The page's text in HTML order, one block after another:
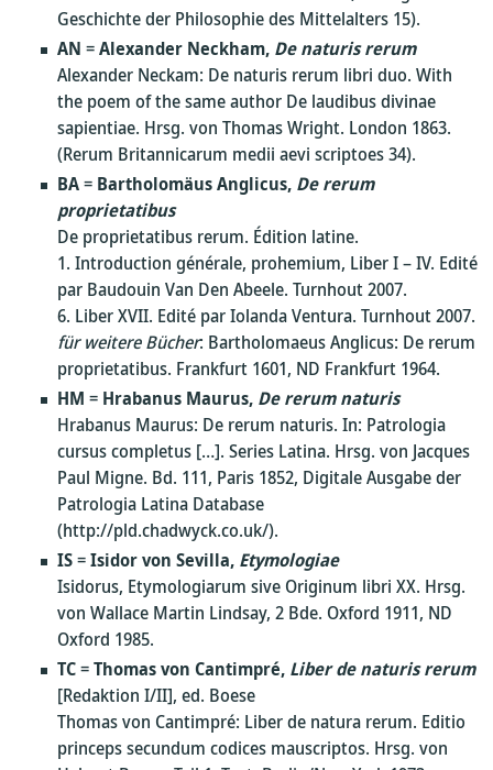
Geschichte der Philosophie des Mittelalters 15).
AN =Alexander Neckham, De naturis rerum
Alexander Neckam: De naturis rerum libri duo. With
the poem of the same author De laudibus divinae
sapientiae. Hrsg. von Thomas Wright. London 1863.
(Rerum Britannicarum medii aevi scriptoes 34).
BA= Bartholomäus Anglicus, De rerum
proprietatibus
De proprietatibus rerum. Édition latine.
1. Introduction générale, prohemium, Liber I – IV. Edité
par Baudouin Van Den Abeele. Turnhout 2007.
6. Liber XVII. Edité par Iolanda Ventura. Turnhout 2007.
für weitere Bücher: Bartholomaeus Anglicus: De rerum
proprietatibus. Frankfurt 1601, ND Frankfurt 1964.
HM = Hrabanus Maurus, De rerum naturis
Hrabanus Maurus: De rerum naturis. In: Patrologia
cursus completus […]. Series Latina. Hrsg. von Jacques
Paul Migne. Bd. 111, Paris 1852, Digitale Ausgabe der
Patrologia Latina Database
(http://pld.chadwyck.co.uk/).
IS=Isidor von Sevilla, Etymologiae
Isidorus, Etymologiarum sive Originum libri XX. Hrsg.
von Wallace Martin Lindsay, 2 Bde. Oxford 1911, ND
Oxford 1985.
TC=Thomas von Cantimpré, Liber de naturis rerum
[Redaktion I/II], ed. Boese
Thomas von Cantimpré: Liber de natura rerum. Editio
princeps secundum codices mauscriptos. Hrsg. von